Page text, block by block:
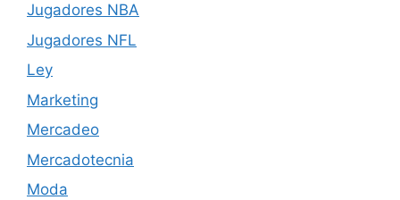
Jugadores NBA
Jugadores NFL
Ley
Marketing
Mercadeo
Mercadotecnia
Moda